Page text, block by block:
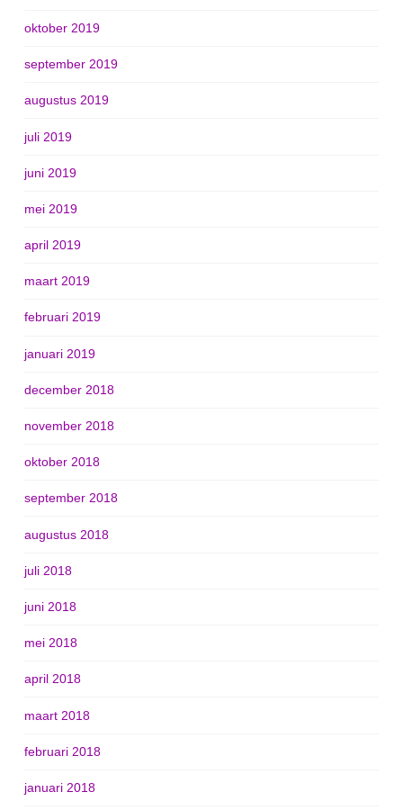
oktober 2019
september 2019
augustus 2019
juli 2019
juni 2019
mei 2019
april 2019
maart 2019
februari 2019
januari 2019
december 2018
november 2018
oktober 2018
september 2018
augustus 2018
juli 2018
juni 2018
mei 2018
april 2018
maart 2018
februari 2018
januari 2018